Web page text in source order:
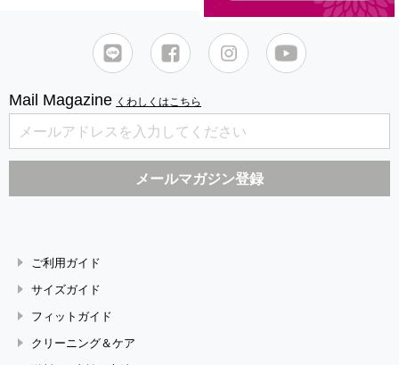
Mail Magazine くわしくはこちら
ご利用ガイド
サイズガイド
フィットガイド
クリーニング＆ケア